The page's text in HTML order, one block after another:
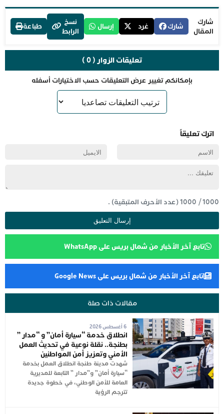
شارك
المقال
شارك غرد إرسال
نسخ
الرابط
طباعة
تعليقات الزوار ( 0 )
بإمكانكم تغيير عرض التعليقات حسب الاختيارات أسفله
اترك تعليقاً
1000
/
1000(عدد الأحرف المتبقية) .
تابع آخر الأخبار من شمال بريس على WhatsApp
تابع آخر الأخبار من شمال بريس على Google News
مقالات ذات صلة
6 أغسطس 2026
انطلاق خدمة “سيارة أمان” و “مدار ”
بطنجة.. نقلة نوعية في تحديث العمل
الأمني وتعزيز أمن المواطنين
شهدت مدينة طنجة انطلاق العمل بخدمة
“سيارة أمان” و”مدار ” التابعة للمديرية
العامة للأمن الوطني، في خطوة جديدة
تترجم الرؤية